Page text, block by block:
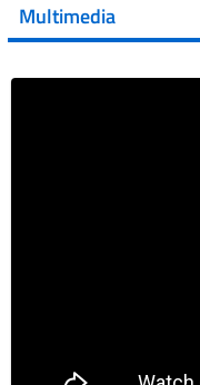
Vai al post →
Multimedia